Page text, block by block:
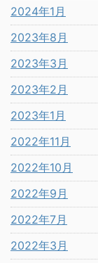
2024年1月
2023年8月
2023年3月
2023年2月
2023年1月
2022年11月
2022年10月
2022年9月
2022年7月
2022年3月